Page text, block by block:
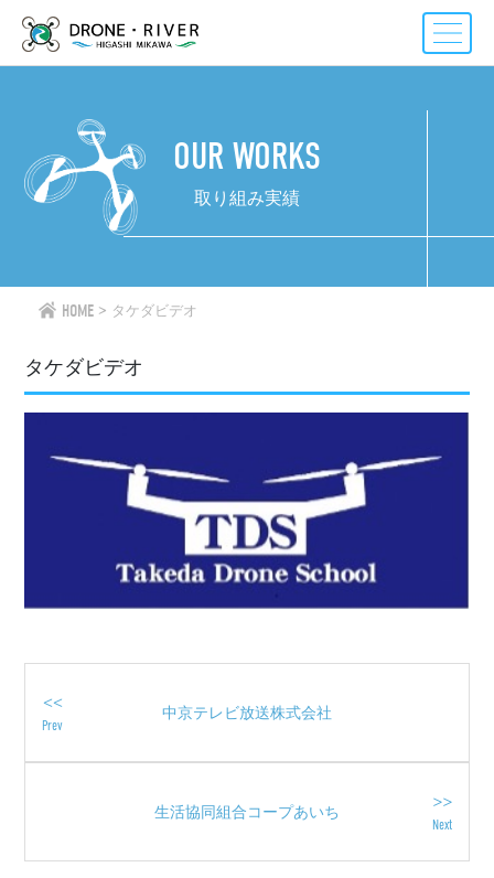
content
OUR WORKS
取り組み実績
HOME タケダビデオ
タケダビデオ
<<
Prev
中京テレビ放送株式会社
>>
Next
生活協同組合コープあいち